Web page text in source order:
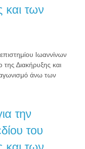
και των
Ιωαννίνων
της Διακήρυξης και
άνω των
την
του